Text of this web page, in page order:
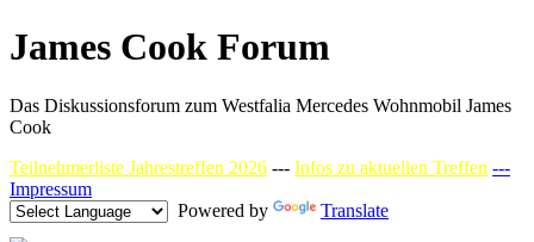
James Cook Forum
Das Diskussionsforum zum Westfalia Mercedes Wohnmobil James
Cook
Teilnehmerliste Jahrestreffen 2026 --- Infos zu aktuellen Treffen ---
Impressum
Powered by
Translate